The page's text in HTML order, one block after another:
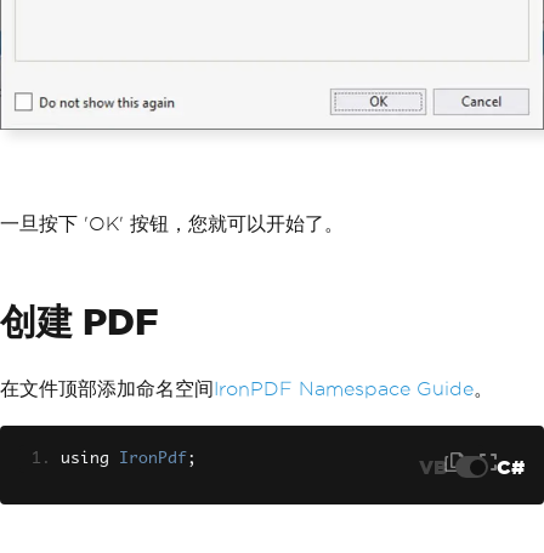
一旦按下 'OK' 按钮，您就可以开始了。
创建 PDF
在文件顶部添加命名空间IronPDF Namespace Guide。
using IronPdf ; VB C#